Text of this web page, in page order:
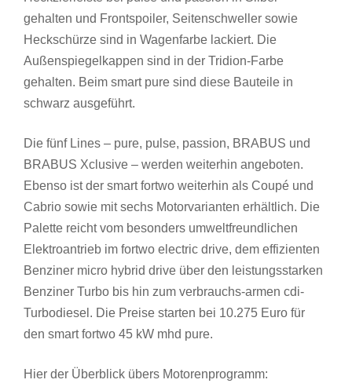
gehalten und Frontspoiler, Seitenschweller sowie
Heckschürze sind in Wagenfarbe lackiert. Die
Außenspiegelkappen sind in der Tridion-Farbe
gehalten. Beim smart pure sind diese Bauteile in
schwarz ausgeführt.
Die fünf Lines – pure, pulse, passion, BRABUS und
BRABUS Xclusive – werden weiterhin angeboten.
Ebenso ist der smart fortwo weiterhin als Coupé und
Cabrio sowie mit sechs Motorvarianten erhältlich. Die
Palette reicht vom besonders umweltfreundlichen
Elektroantrieb im fortwo electric drive, dem effizienten
Benziner micro hybrid drive über den leistungsstarken
Benziner Turbo bis hin zum verbrauchs-armen cdi-
Turbodiesel. Die Preise starten bei 10.275 Euro für
den smart fortwo 45 kW mhd pure.
Hier der Überblick übers Motorenprogramm: